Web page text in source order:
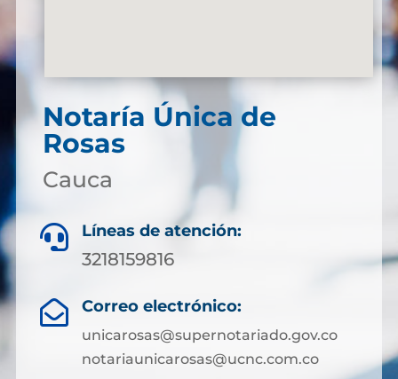
Notaría Única de
Rosas
Cauca
 Líneas de atención:
3218159816
 Correo electrónico:
unicarosas@supernotariado.gov.co
notariaunicarosas@ucnc.com.co